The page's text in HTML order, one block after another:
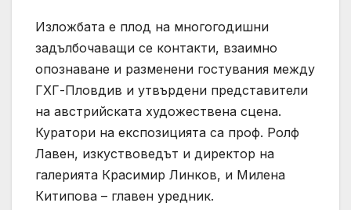
Изложбата е плод на многогодишни
задълбочаващи се контакти, взаимно
опознаване и разменени гостувания между
ГХГ-Пловдив и утвърдени представители
на австрийската художествена сцена.
Куратори на експозицията са проф. Ролф
Лавен, изкуствоведът и директор на
галерията Красимир Линков, и Милена
Китипова – главен уредник.